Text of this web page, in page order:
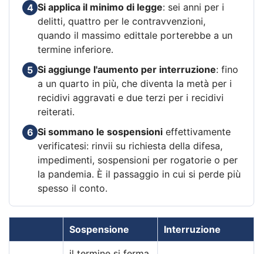
4 Si applica il minimo di legge: sei anni per i
delitti, quattro per le contravvenzioni,
quando il massimo edittale porterebbe a un
termine inferiore.
5 Si aggiunge l'aumento per interruzione: fino
a un quarto in più, che diventa la metà per i
recidivi aggravati e due terzi per i recidivi
reiterati.
6 Si sommano le sospensioni effettivamente
verificatesi: rinvii su richiesta della difesa,
impedimenti, sospensioni per rogatorie o per
la pandemia. È il passaggio in cui si perde più
spesso il conto.
Sospensione Interruzione